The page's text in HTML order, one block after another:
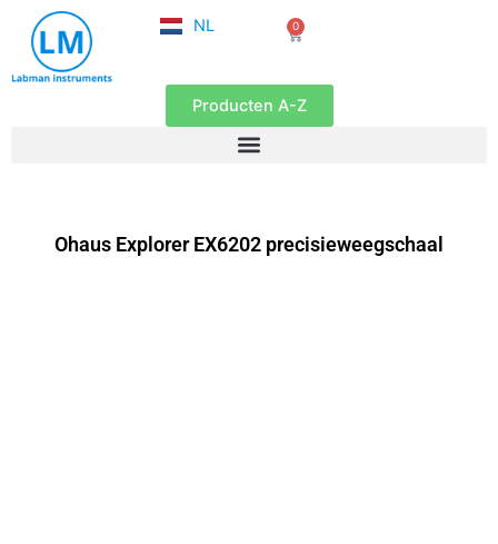
naar
NL
EN
0
Winkelwagen
Producten A-Z
Ohaus Explorer EX6202 precisieweegschaal